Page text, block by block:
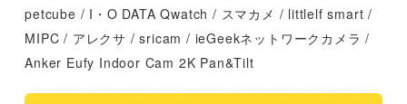
petcube / I・O DATA Qwatch / スマカメ / littlelf smart /
MIPC / アレクサ / sricam / ieGeekネットワークカメラ /
Anker Eufy Indoor Cam 2K Pan&Tilt